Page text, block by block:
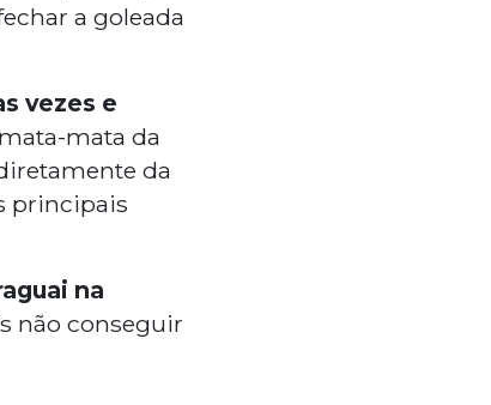
a goleada
vezes e
mata da
da
principais
na
não conseguir